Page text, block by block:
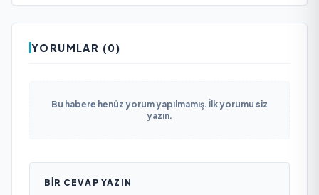
YORUMLAR (0)
Bu habere henüz yorum yapılmamış. İlk yorumu siz
yazın.
BIR CEVAP YAZIN